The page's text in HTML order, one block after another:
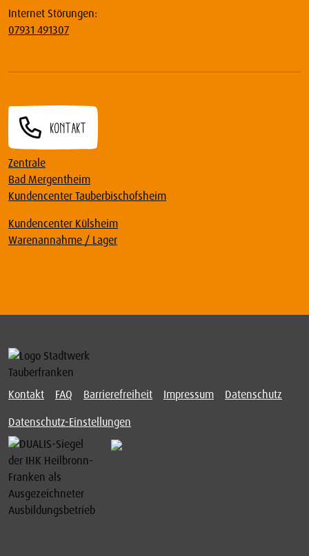
Internet Störungen:
07931 491307
Kontakt
Zentrale
Bad Mergentheim
Kundencenter Tauberbischofsheim
Kundencenter Külsheim
Warenannahme / Lager
Kontakt FAQ Barrierefreiheit Impressum
Datenschutz
Datenschutz-Einstellungen